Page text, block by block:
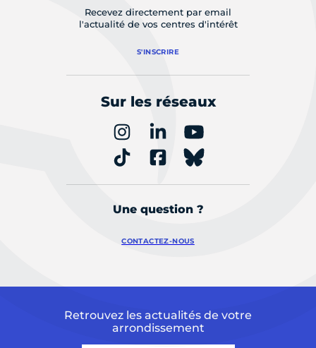
Recevez directement par email
l'actualité de vos centres d'intérêt
S'INSCRIRE
Sur les réseaux
Une question ?
CONTACTEZ-NOUS
Retrouvez les actualités de votre
arrondissement